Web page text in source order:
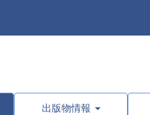
出版物情報